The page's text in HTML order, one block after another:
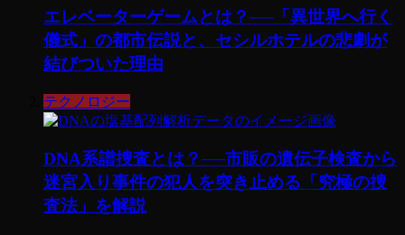
エレベーターゲームとは？──「異世界へ行く
儀式」の都市伝説と、セシルホテルの悲劇が
結びついた理由
テクノロジー
DNA系譜捜査とは？──市販の遺伝子検査から
迷宮入り事件の犯人を突き止める「究極の捜
査法」を解説